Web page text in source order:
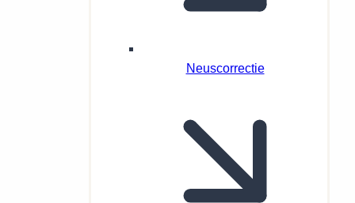
Neuscorrectie